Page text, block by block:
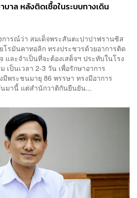
บาล หลังติดเชื้อในระบบทางเดิน
การณ์ว่า สมเด็จพระสันตะปาปาฟรานซิส
รมันคาทอลิก ทรงประชวรด้วยอาการติด
และจำเป็นที่จะต้องเสด็จฯ ประทับในโรง
เป็นเวลา 2-3 วัน เพื่อรักษาอาการ
ระชนมายุ 86 พรรษา ทรงมีอาการ
มานี้ แต่สำนักวาติกันยืนยัน...